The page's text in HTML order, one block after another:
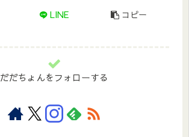
LINE コピー
だだちょんをフォローする